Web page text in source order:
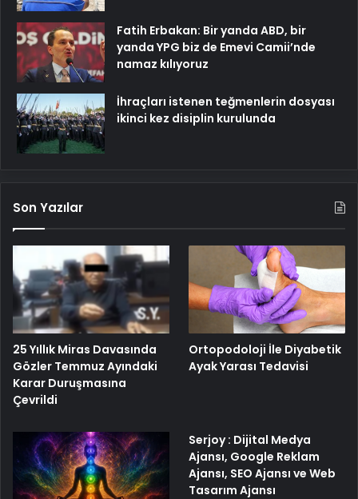
Fatih Erbakan: Bir yanda ABD, bir
yanda YPG biz de Emevi Camii’nde
namaz kılıyoruz
İhraçları istenen teğmenlerin dosyası
ikinci kez disiplin kurulunda
Son Yazılar
25 Yıllık Miras Davasında
Gözler Temmuz Ayındaki
Karar Duruşmasına
Çevrildi
Ortopodoloji İle Diyabetik
Ayak Yarası Tedavisi
Serjoy : Dijital Medya
Ajansı, Google Reklam
Ajansı, SEO Ajansı ve Web
Tasarım Ajansı